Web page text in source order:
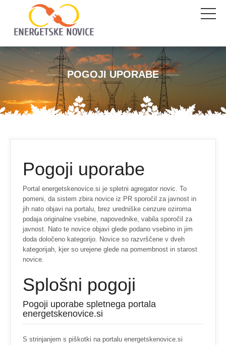
POGOJI UPORABE
Pogoji uporabe
Portal energetskenovice.si je spletni agregator novic. To
pomeni, da sistem zbira novice iz PR sporočil za javnost in
jih nato objavi na portalu, brez uredniške cenzure oziroma
podaja originalne vsebine, napovednike, vabila sporočil za
javnost. Nato te novice objavi glede podano vsebino in jim
doda določeno kategorijo. Novice so razvrščene v dveh
kategorijah, kjer so urejene glede na pomembnost in starost
novice.
Splošni pogoji
Pogoji uporabe spletnega portala
energetskenovice.si
S strinjanjem s piškotki na portalu energetskenovice.si